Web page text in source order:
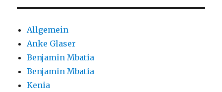
Allgemein
Anke Glaser
Benjamin Mbatia
Benjamin Mbatia
Kenia